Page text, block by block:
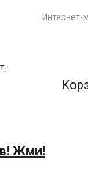
Интернет-
Жми!